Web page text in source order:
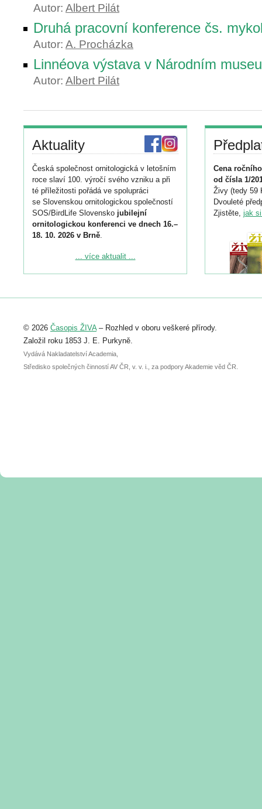
Autor: Albert Pilát
Druhá pracovní konference čs.
Autor: A. Procházka
Linnéova výstava v Národním museu
Autor: Albert Pilát
Aktuality
Česká společnost ornitologická v letošním
roce slaví 100. výročí svého vzniku a při
té příležitosti pořádá ve spolupráci
se Slovenskou ornitologickou společností
SOS/BirdLife Slovensko jubilejní
ornitologickou konferenci ve dnech 16.–
18. 10. 2026 v Brně.
Podrobnější informace ke konferenci
Registrovat se můžete do 6. září.
abstraktu přihlášené přednášky nebo
posteru je už 30. června.
... více aktualit ...
Cena
od čísla 1/
Živy (tedy 59
Dvouleté
Zjistěte, jak
© 2026 Časopis ŽIVA– Rozhled v oboru veškeré přírody.
Založil roku 1853 J. E. Purkyně.
Vydává Nakladatelství Academia,
Středisko společných činností AV ČR, v. v. i., za podpory Akademie věd ČR.